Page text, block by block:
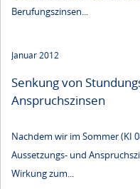
Berufungszinsen...
Januar 2012
Senkung von
Anspruchszinsen
Nachdem wir im Sommer (KI
Aussetzungs- und
Wirkung zum...